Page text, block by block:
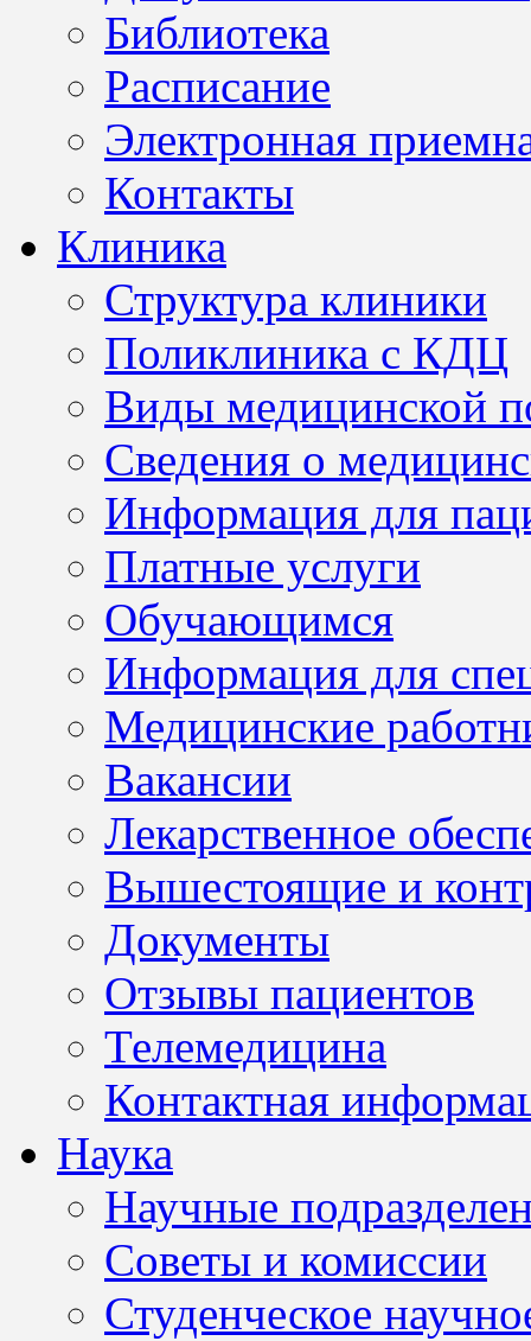
Библиотека
Расписание
Электронная
Контакты
Клиника
Структура клиники
Поликлиника с КДЦ
Виды медицинской
Сведения о
Информация для
Платные услуги
Обучающимся
Информация для
Медицинские
Вакансии
Лекарственное
Вышестоящие и
Документы
Отзывы пациентов
Телемедицина
Контактная
Наука
Научные
Советы и комиссии
Студенческое